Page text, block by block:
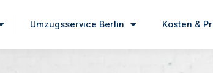
Umzugsservice Berlin Kosten &